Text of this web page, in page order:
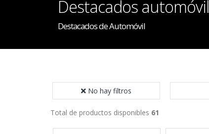
Destacados automóvil
Destacados de Automóvil
No hay filtros
Total de productos disponibles 61